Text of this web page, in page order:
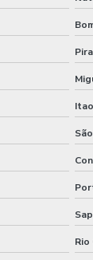
em posto de
com
para lavar
para lavar
de carros
de carros preço
Rio